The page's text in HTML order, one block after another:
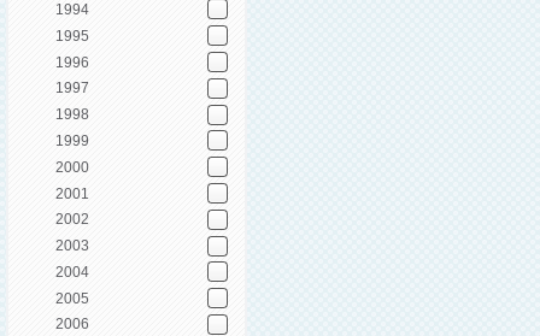
1994
1995
1996
1997
1998
1999
2000
2001
2002
2003
2004
2005
2006